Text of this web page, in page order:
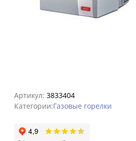
Артикул: 3833404
Категории:Газовые горелки